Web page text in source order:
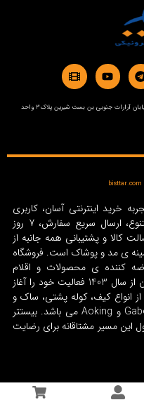
آدرس : میدان ونک خیابان خدامی بعد از پل کردستان انتهای خیابان آرارات جنوبی بن بست شیرین پلاک3 واحد
خرید اینترنتی آسان، کاربری
ساده و لذت‌بخش، روش‌های پرداخت متنوع، ارسال سریع سفارش، 7 روز
کالا و پشتیبانی همه جانبه از
ی مد و پوشاک است. فروشگاه
کننده ی محصولات و اقلام
تخصصی مدرسه، سفر و اکسسوری در ایران از سال 1403 فعالیت خود را آغاز
انواع کیف، کوله پشتی، ساک و
چمدان از برندهای مطرح و به نام گابل Gabol و Aoking می باشد. بیستتر
مسیر مشتاقانه برای رضایت